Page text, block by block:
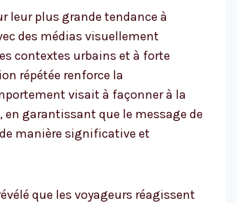
leur plus grande tendance à
des médias visuellement
contextes urbains et à forte
répétée renforce la
visait à façonner à la
garantissant que le message de
manière significative et
que les voyageurs réagissent